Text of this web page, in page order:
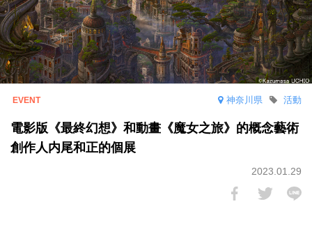
神奈川県 活動
電影版《最終幻想》和動畫《魔女之旅》的概念藝術
創作人内尾和正的個展
2023.01.29